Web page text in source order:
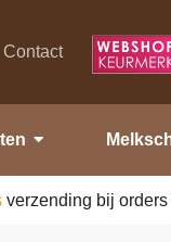
Contact
verzending bij